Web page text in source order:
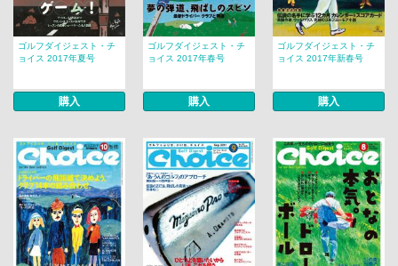
ゴルフダイジェスト・チ
ョイス 2017年夏号
購入
ゴルフダイジェスト・チ
ョイス 2017年春号
購入
ゴルフダイジェスト・チ
ョイス 2017年新春号
購入